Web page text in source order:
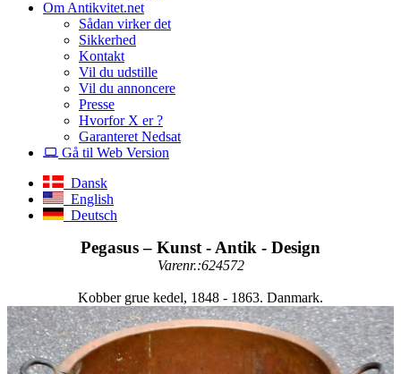
Om Antikvitet.net
Sådan virker det
Sikkerhed
Kontakt
Vil du udstille
Vil du annoncere
Presse
Hvorfor X er ?
Garanteret Nedsat
Gå til Web Version
Dansk
English
Deutsch
Pegasus – Kunst - Antik - Design
Varenr.:624572
Kobber grue kedel, 1848 - 1863. Danmark.